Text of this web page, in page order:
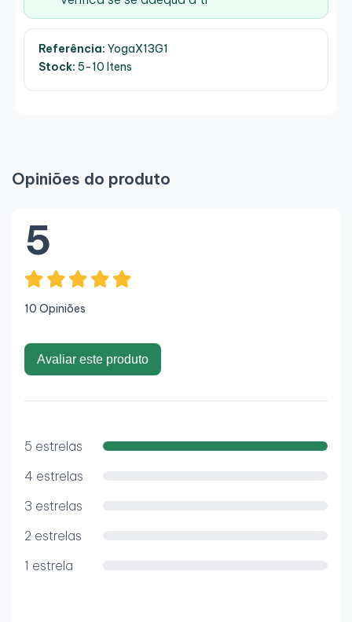
Referência: YogaX13G1
Stock: 5-10 Itens
Opiniões do produto
5
10 Opiniões
Avaliar este produto
5 estrelas
4 estrelas
3 estrelas
2 estrelas
1 estrela